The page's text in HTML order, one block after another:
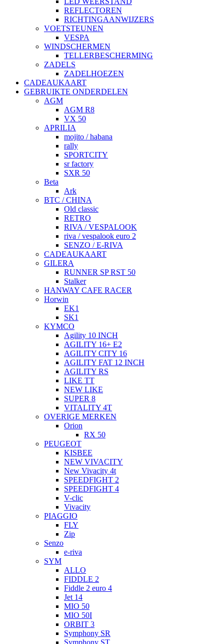
REFLECTOREN
RICHTINGAANWIJZERS
VOETSTEUNEN
VESPA
WINDSCHERMEN
TELLERBESCHERMING
ZADELS
ZADELHOEZEN
CADEAUKAART
GEBRUIKTE ONDERDELEN
AGM
AGM R8
VX 50
APRILIA
mojito / habana
rally
SPORTCITY
sr factory
SXR 50
Beta
Ark
BTC / CHINA
Old classic
RETRO
RIVA / VESPALOOK
riva / vespalook euro 2
SENZO / E-RIVA
CADEAUKAART
GILERA
RUNNER SP RST 50
Stalker
HANWAY CAFE RACER
Horwin
EK1
SK1
KYMCO
Agility 10 INCH
AGILITY 16+ E2
AGILITY CITY 16
AGILITY FAT 12 INCH
AGILITY RS
LIKE TT
NEW LIKE
SUPER 8
VITALITY 4T
OVERIGE MERKEN
Orion
RX 50
PEUGEOT
KISBEE
NEW VIVACITY
New Vivacity 4t
SPEEDFIGHT 2
SPEEDFIGHT 4
V-clic
Vivacity
PIAGGIO
FLY
Zip
Senzo
e-riva
SYM
ALLO
FIDDLE 2
Fiddle 2 euro 4
Jet 14
MIO 50
MIO 50I
ORBIT 3
Symphony SR